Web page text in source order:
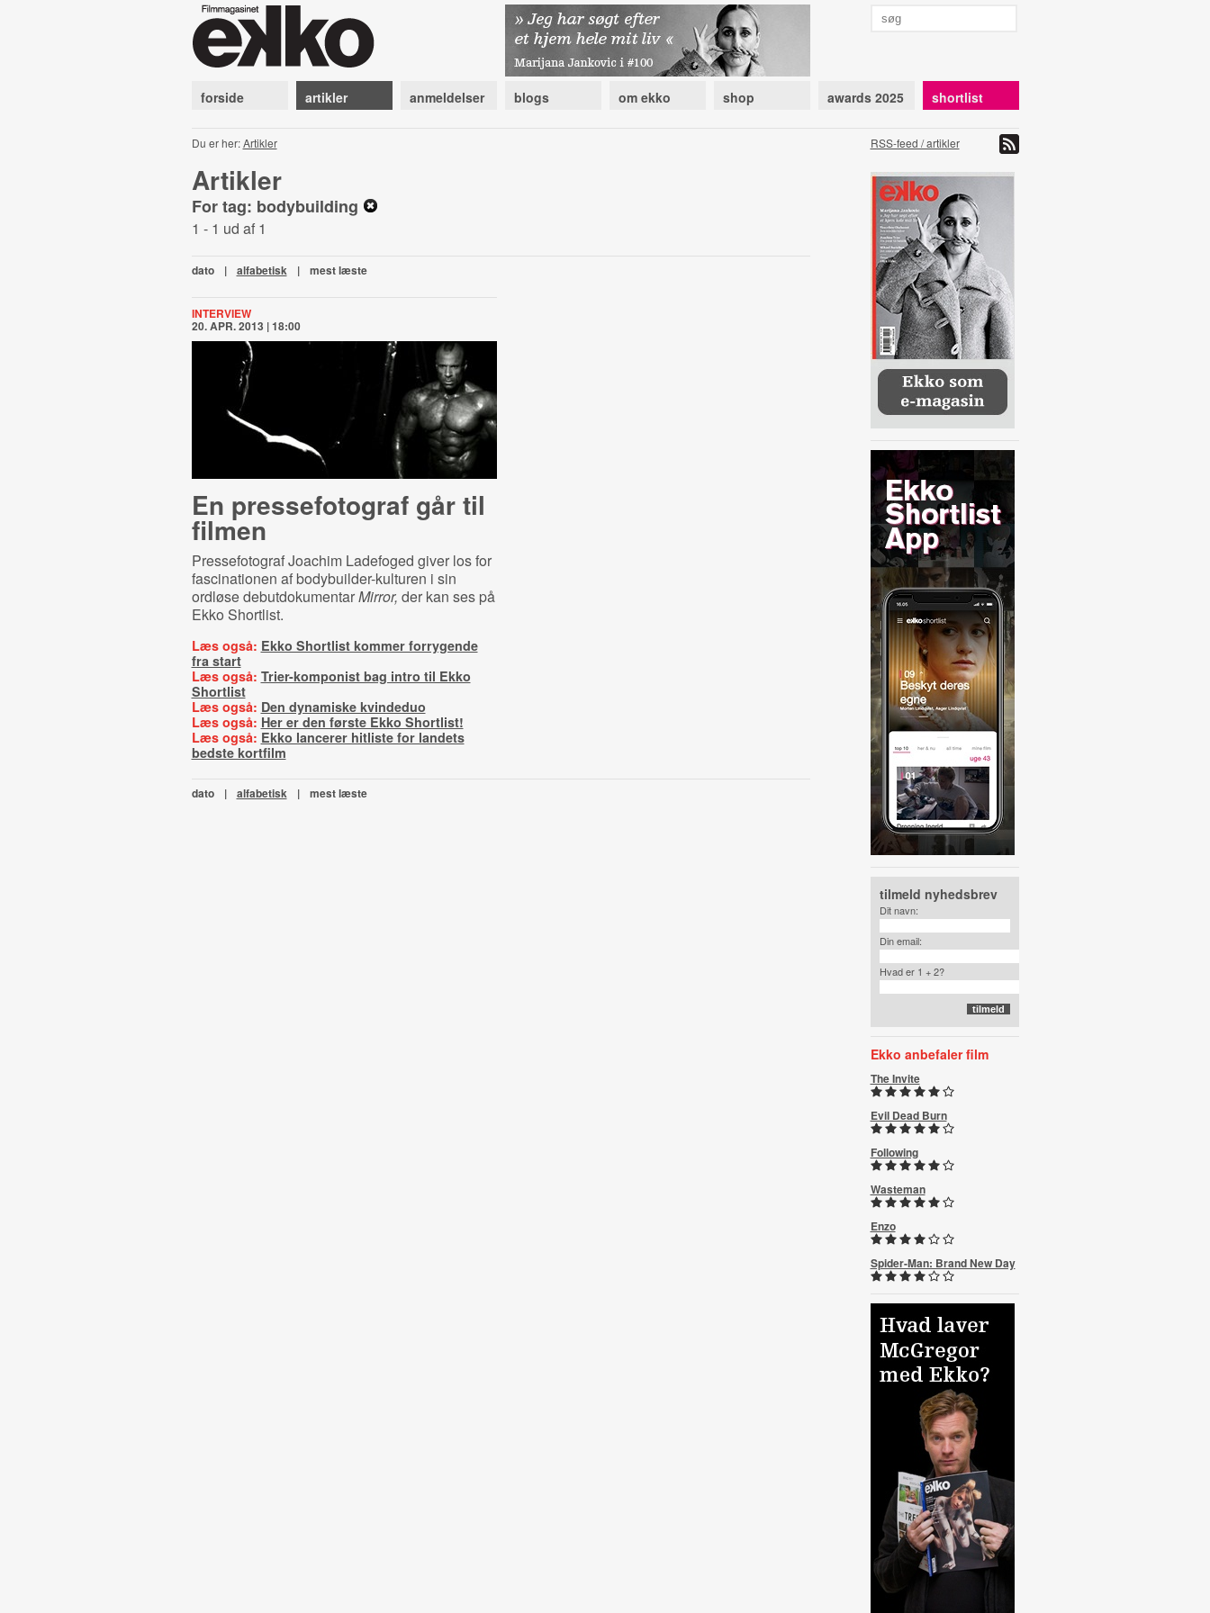
forside artikler anmeldelser blogs om ekko shop awards 2025 shortlist
Du er her:Artikler RSS-feed / artikler
Artikler
For tag: bodybuilding
1 - 1 ud af 1
dato | alfabetisk | mest læste
INTERVIEW
20. APR. 2013 | 18:00
En pressefotograf går til
filmen
Pressefotograf Joachim Ladefoged giver los for
fascinationen af bodybuilder-kulturen i sin
ordløse debutdokumentarMirror, der kan ses på
Ekko Shortlist.
Læs også: Ekko Shortlist kommer forrygende
fra start
Læs også: Trier-komponist bag intro til Ekko
Shortlist
Læs også: Den dynamiske kvindeduo
Læs også: Her er den første Ekko Shortlist!
Læs også: Ekko lancerer hitliste for landets
bedste kortfilm
dato | alfabetisk | mest læste
tilmeld nyhedsbrev
Dit navn:
Din email:
Hvad er 1 + 2?
Ekko anbefaler film
The Invite
Evil Dead Burn
Following
Wasteman
Enzo
Spider-Man: Brand New Day